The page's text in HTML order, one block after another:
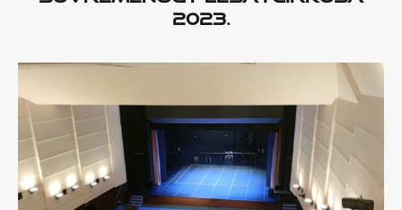
2023.